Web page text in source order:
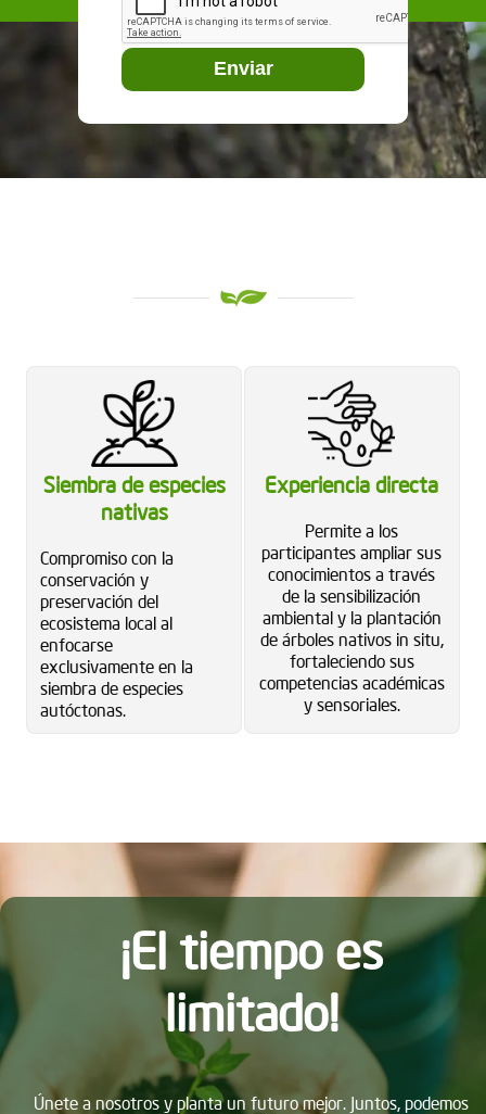
Siembra de especies
nativas
Compromiso con la
conservación y
preservación del
ecosistema local al
enfocarse
exclusivamente en la
siembra de especies
autóctonas.
Experiencia directa
Permite a los
participantes ampliar sus
conocimientos a través
de la sensibilización
ambiental y la plantación
de árboles nativos in situ,
fortaleciendo sus
competencias académicas
y sensoriales.
¡El tiempo es
limitado!
Únete a nosotros y planta un futuro mejor. Juntos, podemos